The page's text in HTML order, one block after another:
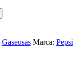
Gaseosas Marca: Pepsi